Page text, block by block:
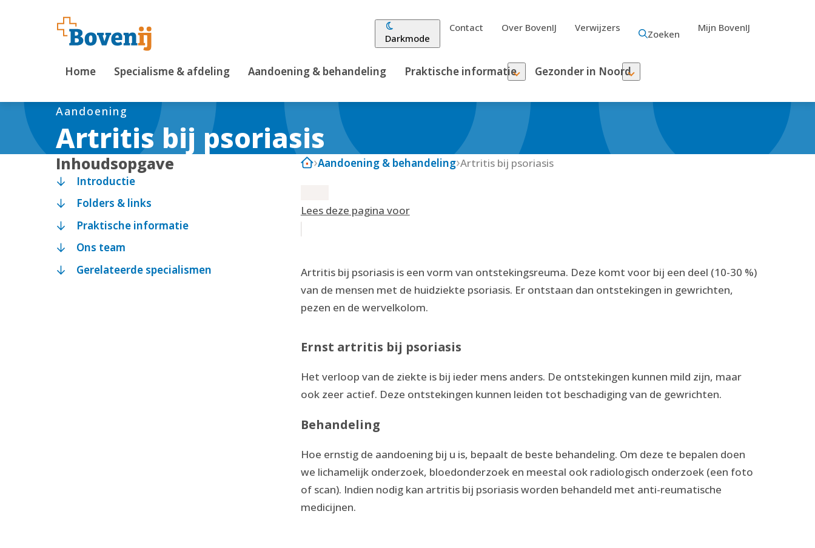
Darkmode
Contact Over BovenIJ Verwijzers
Zoeken
Mijn BovenIJ
Home Specialisme & afdeling Aandoening & behandeling Praktische informatie Gezonder in Noord
Artritis bij psoriasis
Aandoening
Inhoudsopgave
Introductie
Folders & links
Praktische informatie
Ons team
Gerelateerde specialismen
Aandoening & behandeling Artritis bij psoriasis
Lees deze pagina voor
Artritis bij psoriasis is een vorm van ontstekingsreuma. Deze komt voor bij een deel (10-30 %)
van de mensen met de huidziekte psoriasis. Er ontstaan dan ontstekingen in gewrichten,
pezen en de wervelkolom.
Ernst artritis bij psoriasis
Het verloop van de ziekte is bij ieder mens anders. De ontstekingen kunnen mild zijn, maar
ook zeer actief. Deze ontstekingen kunnen leiden tot beschadiging van de gewrichten.
Behandeling
Hoe ernstig de aandoening bij u is, bepaalt de beste behandeling. Om deze te bepalen doen
we lichamelijk onderzoek, bloedonderzoek en meestal ook radiologisch onderzoek (een foto
of scan). Indien nodig kan artritis bij psoriasis worden behandeld met anti-reumatische
medicijnen.